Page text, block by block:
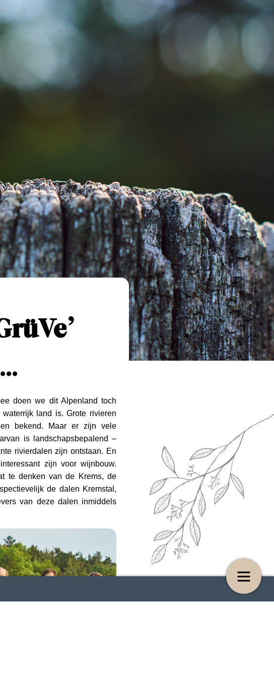
doen we dit Alpenland toch
land is. Grote rivieren
bekend. Maar er zijn vele
is landschapsbepalend –
rivierdalen zijn ontstaan. En
zijn voor wijnbouw.
te denken van de Krems, de
de dalen Kremstal,
van deze dalen inmiddels